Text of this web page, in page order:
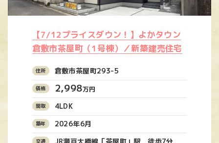
【7/12プライスダウン！】よかタウン
倉敷市茶屋町（1号棟）／新築建売住宅
倉敷市茶屋町293-5
2,998万円
4LDK
2026年6月